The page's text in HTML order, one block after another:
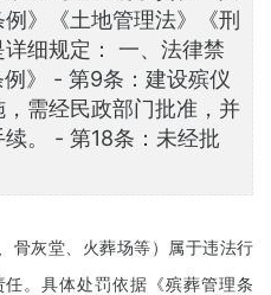
》《土地管理法》《刑
细规定： 一、法律禁
例》 - 第9条：建设殡仪
需经民政部门批准，并
。 - 第18条：未经批
灰堂、火葬场等）属于违法行
。具体处罚依据《殡葬管理条